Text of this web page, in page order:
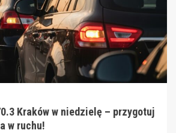
Kraków w niedzielę – przygotuj
w ruchu!